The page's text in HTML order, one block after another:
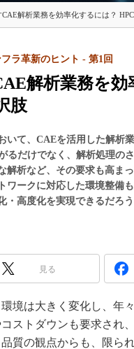
解析業務を効率化するには？ HPC
解析業務を
肢
ラ革新のヒント - 第1回
いて、CAEを活用した解析
るだけでなく、解析処理の
解析など、その要求も高ま
ワークに対応した環境整備
・高度化を実現できるだろ
見る
境は大きく変化し、年
ストダウンも要求され
質の観点からも、限ら